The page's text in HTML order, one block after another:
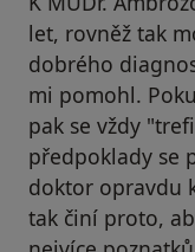
let, rovněž tak
dobrého
mi pomohl.
pak se vždy
předpoklady se
doktor opravdu
tak činí proto,